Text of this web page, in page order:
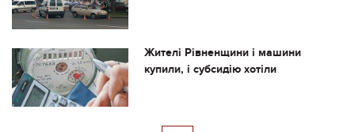
Жителі Рівненщини і машини
купили, і субсидію хотіли